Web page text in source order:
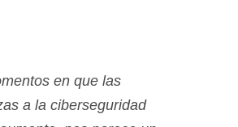
en que las
a la ciberseguridad